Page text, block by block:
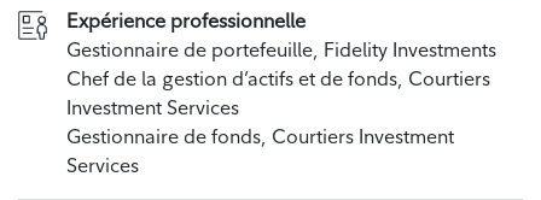
Expérience professionnelle
Gestionnaire de portefeuille, Fidelity Investments
Chef de la gestion d’actifs et de fonds, Courtiers
Investment Services
Gestionnaire de fonds, Courtiers Investment
Services